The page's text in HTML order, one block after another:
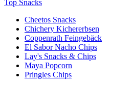
Top Snacks
Cheetos Snacks
Chichery Kichererbsen
Coppenrath Feingebäck
El Sabor Nacho Chips
Lay's Snacks & Chips
Maya Popcorn
Pringles Chips